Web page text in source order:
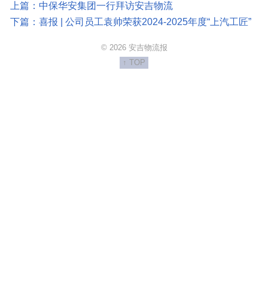
上篇：中保华安集团一行拜访安吉物流
下篇：喜报 | 公司员工袁帅荣获2024-2025年度“上汽工匠”
© 2026 安吉物流报
↑ TOP